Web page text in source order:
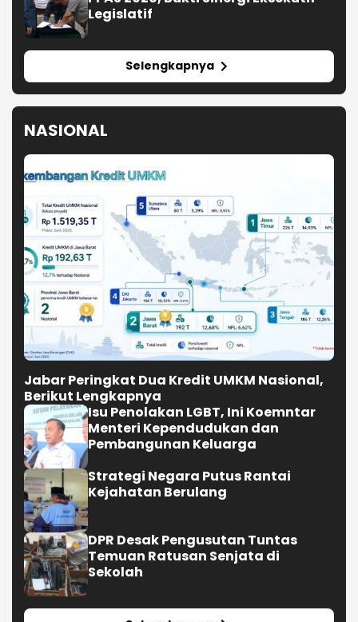
Jabar Peringkat Dua Kredit UMKM Nasional,
Berikut Lengkapnya
Isu Penolakan LGBT, Ini Koemntar
Menteri Kependudukan dan
Pembangunan Keluarga
Strategi Negara Putus Rantai
Kejahatan Berulang
DPR Desak Pengusutan Tuntas
Temuan Ratusan Senjata di
Sekolah
Selengkapnya
OLAHRAGA